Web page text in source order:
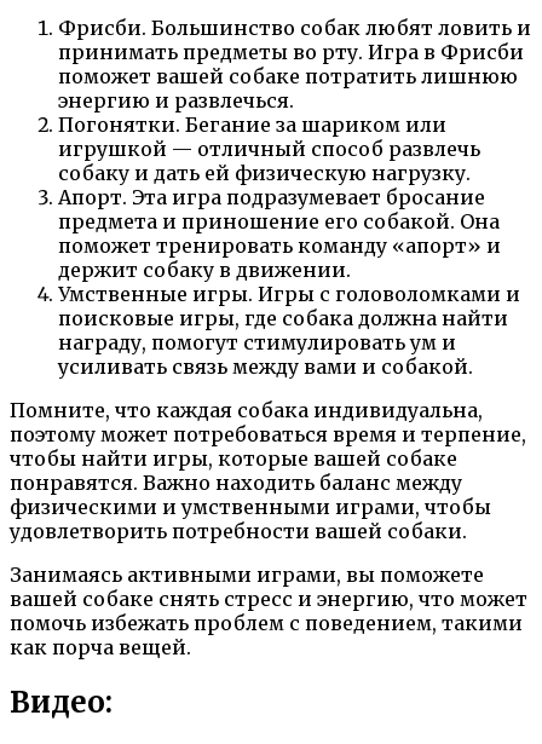
Фрисби. Большинство собак любят ловить и
принимать предметы во рту. Игра в Фрисби
поможет вашей собаке потратить лишнюю
энергию и развлечься.
Погонятки. Бегание за шариком или
игрушкой — отличный способ развлечь
собаку и дать ей физическую нагрузку.
Апорт. Эта игра подразумевает бросание
предмета и приношение его собакой. Она
поможет тренировать команду «апорт» и
держит собаку в движении.
Умственные игры. Игры с головоломками и
поисковые игры, где собака должна найти
награду, помогут стимулировать ум и
усиливать связь между вами и собакой.
Помните, что каждая собака индивидуальна,
поэтому может потребоваться время и терпение,
чтобы найти игры, которые вашей собаке
понравятся. Важно находить баланс между
физическими и умственными играми, чтобы
удовлетворить потребности вашей собаки.
Занимаясь активными играми, вы поможете
вашей собаке снять стресс и энергию, что может
помочь избежать проблем с поведением, такими
как порча вещей.
Видео: